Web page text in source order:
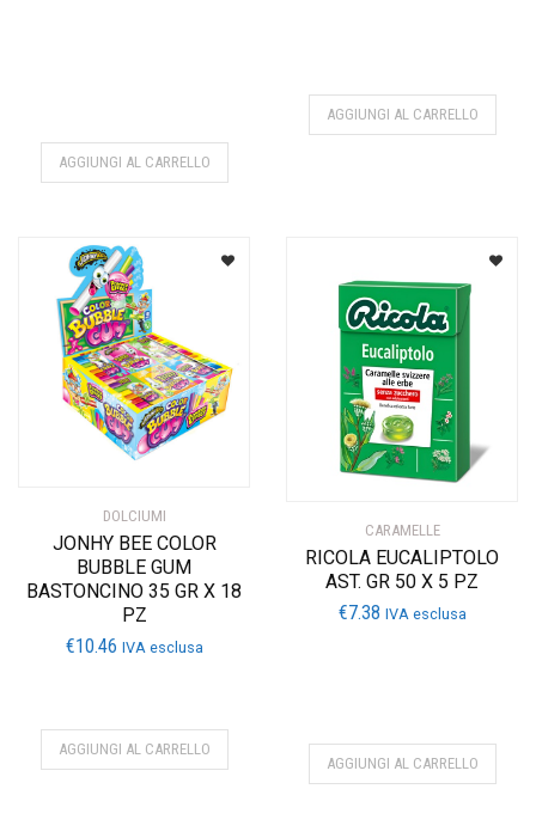
AGGIUNGI AL CARRELLO
AGGIUNGI AL CARRELLO
DOLCIUMI
JONHY BEE COLOR
BUBBLE GUM
BASTONCINO 35 GR X 18
PZ
€10.46 IVA esclusa
AGGIUNGI AL CARRELLO
CARAMELLE
RICOLA EUCALIPTOLO
AST. GR 50 X 5 PZ
€7.38 IVA esclusa
AGGIUNGI AL CARRELLO